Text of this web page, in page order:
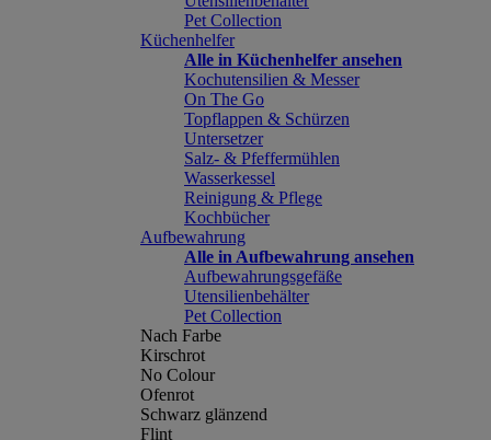
Pet Collection
Küchenhelfer
Alle in Küchenhelfer ansehen
Kochutensilien & Messer
On The Go
Topflappen & Schürzen
Untersetzer
Salz- & Pfeffermühlen
Wasserkessel
Reinigung & Pflege
Kochbücher
Aufbewahrung
Alle in Aufbewahrung ansehen
Aufbewahrungsgefäße
Utensilienbehälter
Pet Collection
Nach Farbe
Kirschrot
No Colour
Ofenrot
Schwarz glänzend
Flint